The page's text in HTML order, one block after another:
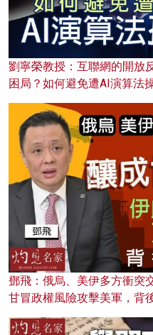
劉寧榮教授：互聯網的開放
困局？如何避免遭AI演算法
鄧飛：俄烏、美伊多方衝突
甘冒政權風險攻擊美軍，背